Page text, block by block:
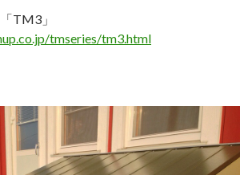
TM3」
tmseries/tm3.html